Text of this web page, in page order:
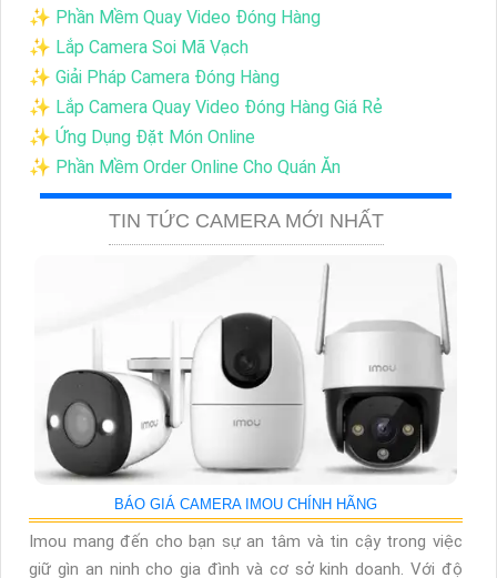
✨ Phần Mềm Quay Video Đóng Hàng
✨ Lắp Camera Soi Mã Vạch
✨ Giải Pháp Camera Đóng Hàng
✨ Lắp Camera Quay Video Đóng Hàng Giá Rẻ
✨ Ứng Dụng Đặt Món Online
✨ Phần Mềm Order Online Cho Quán Ăn
TIN TỨC CAMERA MỚI NHẤT
BÁO GIÁ CAMERA IMOU CHÍNH HÃNG
Imou mang đến cho bạn sự an tâm và tin cậy trong việc
giữ gìn an ninh cho gia đình và cơ sở kinh doanh. Với độ